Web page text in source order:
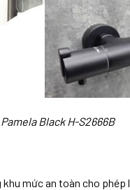
Black H-S2666B
mức an toàn cho phép